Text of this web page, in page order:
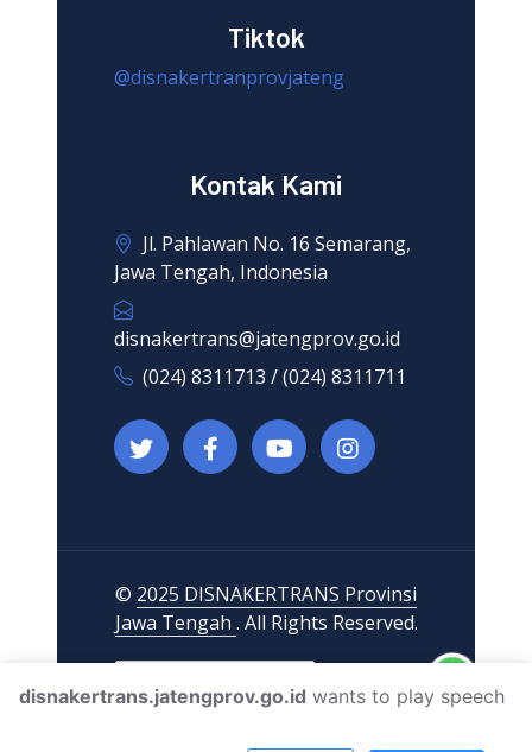
Tiktok
@disnakertranprovjateng
Kontak Kami
Jl. Pahlawan No. 16 Semarang,
Jawa Tengah, Indonesia
disnakertrans@jatengprov.go.id
(024) 8311713 / (024) 8311711
© 2025 DISNAKERTRANS Provinsi
Jawa Tengah . All Rights Reserved.
disnakertrans.jatengprov.go.id wants to play speech